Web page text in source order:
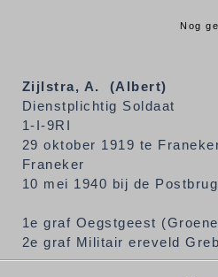
Nog
Zijlstra, A. (Albert)
Dienstplichtig Soldaat
1-I-9RI
29 oktober 1919 te
Franeker
10 mei 1940 bij de
1e graf Oegstgeest
2e graf Militair ereveld